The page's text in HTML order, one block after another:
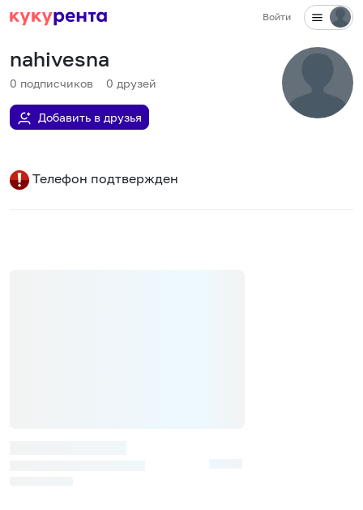
Войти
nahivesna
0 подписчиков 0 друзей
Добавить в друзья
Телефон подтвержден